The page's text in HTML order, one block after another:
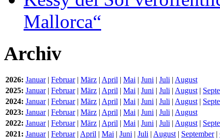
Mallorca“
Archiv
2026: Januar| Februar| März | April | Mai | Juni | Juli | August
2025: Januar| Februar| März | April | Mai | Juni | Juli | August|
2024: Januar| Februar| März | April | Mai | Juni | Juli | August|
2023: Januar| Februar| März | April | Mai | Juni | Juli | August
2022: Januar| Februar| März | April | Mai | Juni | Juli | August|
2021: Januar| Februar| April | Mai | Juni | Juli | August| September|